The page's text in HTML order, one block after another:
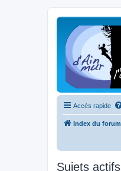
Accès rapide
Index du forum
Sujets actifs